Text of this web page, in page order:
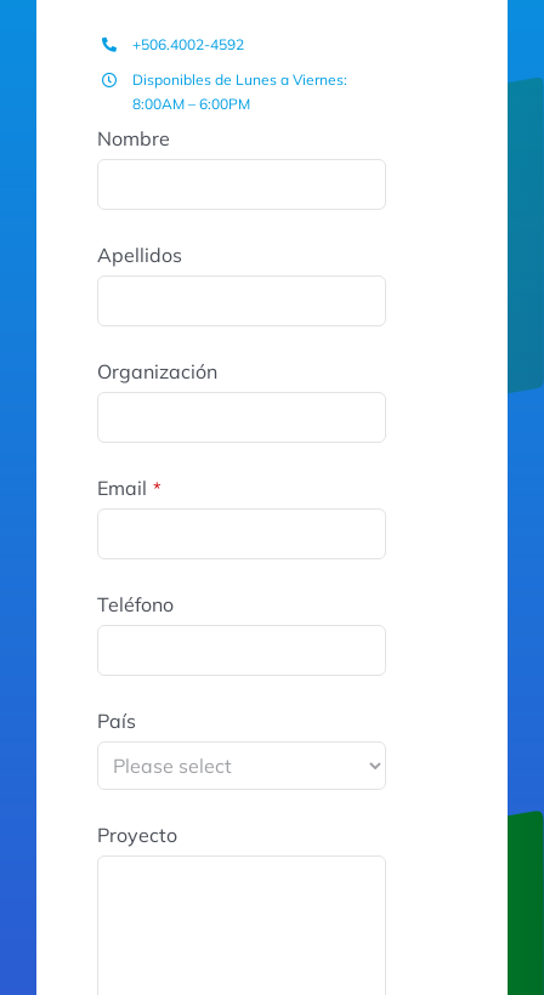
+506.4002-4592
Disponibles de Lunes a Viernes:
8:00AM – 6:00PM
Nombre
Apellidos
Organización
Email *
Teléfono
País
Proyecto